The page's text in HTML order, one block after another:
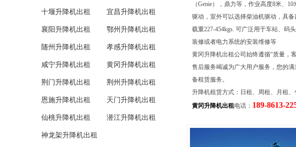
十堰升降机出租 宜昌升降机出租
襄阳升降机出租 鄂州升降机出租
随州升降机出租 孝感升降机出租
咸宁升降机出租 黄冈升降机出租
荆门升降机出租 荆州升降机出租
恩施升降机出租 天门升降机出租
仙桃升降机出租 潜江升降机出租
神龙架升降机出租
（Genie），鼎力等，作业高度8米、
驱动，室外可以选择柴油机驱动，具
载重227-454kgs. 可广泛用于车站、码
装修或者电力系统的安装维修等
黄冈升降机出租公司始终遵循“质量，
售后服务竭诚为广大用户服务，您的
备租赁服务。
升降机租赁方式：日租、周租、月租、
黄冈升降机出租电话： 189-8613-